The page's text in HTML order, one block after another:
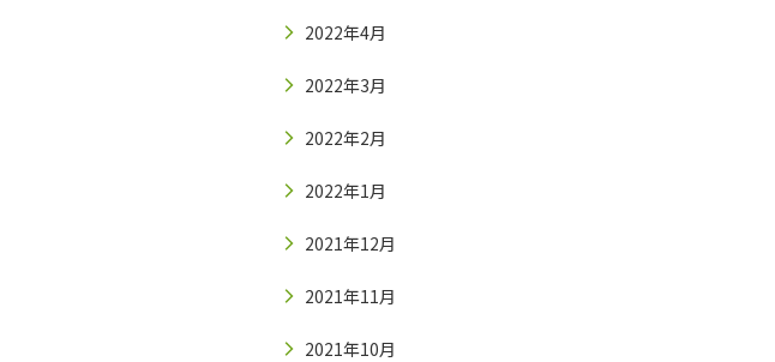
2022年4月
2022年3月
2022年2月
2022年1月
2021年12月
2021年11月
2021年10月